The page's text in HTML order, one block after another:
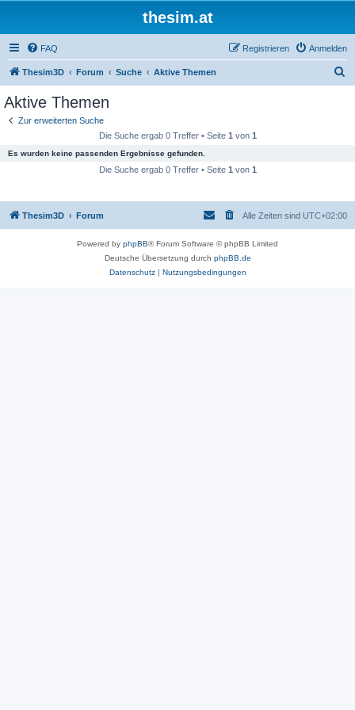
thesim.at
FAQ Anmelden
Registrieren
Thesim3D Forum Suche Aktive Themen
Aktive Themen
Zur erweiterten Suche
Die Suche ergab 0 Treffer • Seite 1 von 1
Es wurden keine passenden Ergebnisse gefunden.
Die Suche ergab 0 Treffer • Seite 1 von 1
Thesim3D Forum Alle Zeiten sind UTC+02:00
Powered by phpBB® Forum Software © phpBB Limited
Deutsche Übersetzung durch phpBB.de
Datenschutz| Nutzungsbedingungen